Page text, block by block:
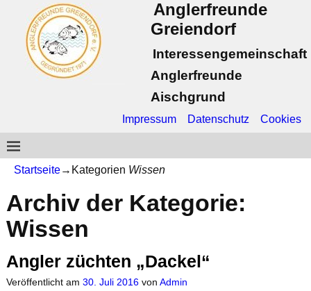
Anglerfreunde
Greiendorf
Interessengemeinschaft
Anglerfreunde
Aischgrund
Impressum Datenschutz Cookies
Startseite→Kategorien Wissen
Archiv der Kategorie:
Wissen
Angler züchten „Dackel“
Veröffentlicht am 30. Juli 2016 von Admin